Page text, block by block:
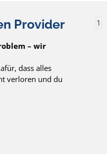
Provider
– wir
dass alles
verloren und du
1